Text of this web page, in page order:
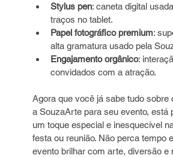
Stylus pen: caneta digital
traços no tablet.
Papel fotográfico premium:
alta gramatura usado pela
Engajamento orgânico:
convidados com a atração.
Agora que você já sabe tudo sobre
a SouzaArte para seu evento, está
um toque especial e inesquecível
festa ou reunião. Não perca tempo
evento brilhar com arte, diversão e